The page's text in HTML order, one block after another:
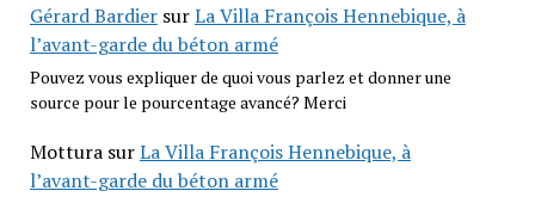
Gérard BardiersurLa Villa François Hennebique, à
l’avant-garde du béton armé
Pouvez vous expliquer de quoi vous parlez et donner une
source pour le pourcentage avancé? Merci
MotturasurLa Villa François Hennebique, à
l’avant-garde du béton armé